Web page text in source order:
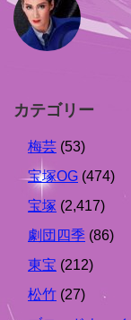
カテゴリー
梅芸 (53)
宝塚OG (474)
宝塚 (2,417)
劇団四季 (86)
東宝 (212)
松竹 (27)